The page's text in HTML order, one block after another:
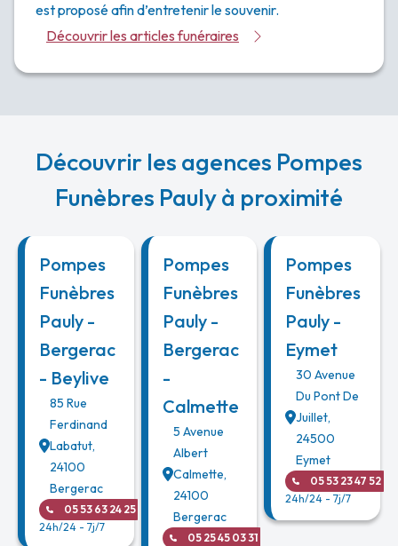
est proposé afin d’entretenir le souvenir.
Découvrir les articles funéraires
Découvrir les agences Pompes
Funèbres Pauly à proximité
Pompes
Funèbres
Pauly -
Bergerac
- Beylive
85 Rue
Ferdinand
Labatut,
24100
Bergerac
05 53 63 24 25
24h/24 - 7j/7
Pompes
Funèbres
Pauly -
Bergerac
-
Calmette
5 Avenue
Albert
Calmette,
24100
Bergerac
05 25 45 03 31
Pompes
Funèbres
Pauly -
Eymet
30 Avenue
Du Pont De
Juillet,
24500
Eymet
05 53 23 47 52
24h/24 - 7j/7